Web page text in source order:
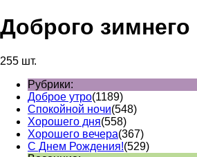
Доброго зимнего
255 шт.
Рубрики:
Доброе утро(1189)
Спокойной ночи(548)
Хорошего дня(558)
Хорошего вечера(367)
С Днем Рождения!(529)